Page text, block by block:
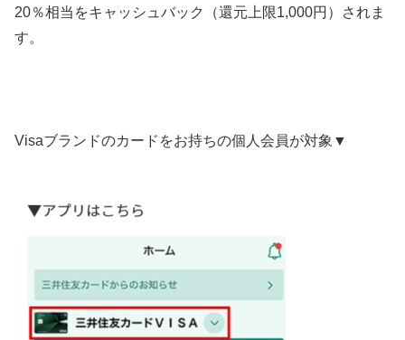
20％相当をキャッシュバック（還元上限1,000円）されま
す。
Visaブランドのカードをお持ちの個人会員が対象▼